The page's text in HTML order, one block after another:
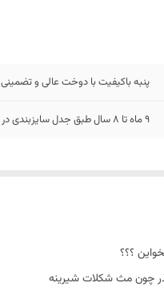
پنبه باکیفیت با دوخت عالی و تضمینی
۹ ماه تا ۸ سال طبق جدل سایزبندی در توضیحات
؟؟؟
چون مث شکلات شیرینه